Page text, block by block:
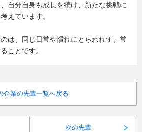
自分自身も成長を続け、新たな挑戦に
えています。
は、同じ日常や慣れにとらわれず、常
ことです。
企業の先輩一覧へ戻る
次の先輩